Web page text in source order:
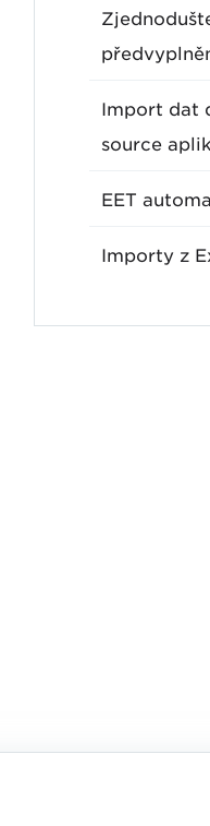
Import dat
source
EET
Importy z